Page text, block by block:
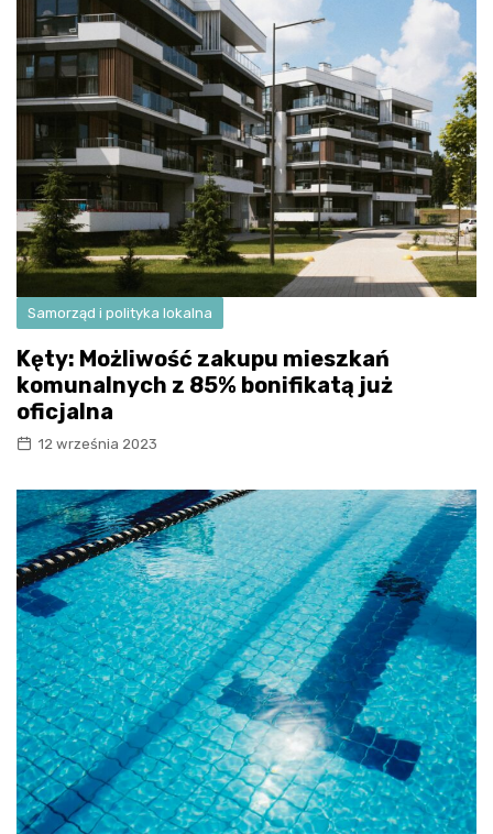
Samorząd i polityka lokalna
Kęty: Możliwość zakupu mieszkań
komunalnych z 85% bonifikatą już
oficjalna
12 września 2023